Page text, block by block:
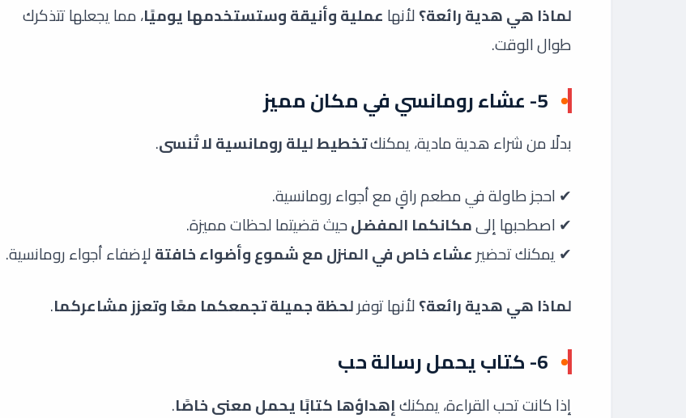
لماذا هي هدية رائعة؟لأنهاعملية وأنيقة وستستخدمها يوميًا، مما يجعلها تتذكرك
طوال الوقت.
5- عشاء رومانسي في مكان مميز ️
بدلًا من شراء هدية مادية، يمكنكتخطيط ليلة رومانسية لا تُنسى.
✔ احجز طاولة في مطعم راقٍ مع أجواء رومانسية.
✔ اصطحبها إلىمكانكما المفضلحيث قضيتما لحظات مميزة.
✔ يمكنك تحضيرعشاء خاص في المنزل مع شموع وأضواء خافتةلإضفاء أجواء رومانسية.
لماذا هي هدية رائعة؟لأنها توفرلحظة جميلة تجمعكما معًا وتعزز مشاعركما.
6- كتاب يحمل رسالة حب
إذا كانت تحب القراءة، يمكنكإهداؤها كتابًا يحمل معنى خاصًا.